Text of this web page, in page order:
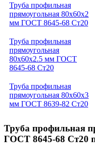
Труба профильная
прямоугольная 80x60x2
мм ГОСТ 8645-68 Ст20
Труба профильная
прямоугольная
80x60x2.5 мм ГОСТ
8645-68 Ст20
Труба профильная
прямоугольная 80x60x3
мм ГОСТ 8639-82 Ст20
Труба профильная
ГОСТ 8645-68 Ст20